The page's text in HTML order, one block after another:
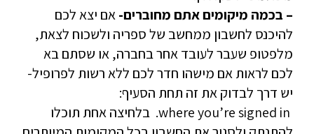
– בכמה מיקומים אתם מחוברים-אם יצא לכם
להיכנס לחשבון ממחשב של ספריה ולשכוח לצאת,
מלפטופ שעבר לעובד אחר בחברה, או שסתם בא
לכם לראות אם מישהו חדר לכם ללא רשות לפרופיל-
יש דרך לבדוק את זה תחת הסעיף:
where you’re signed in. בלחיצה אחת תוכלו